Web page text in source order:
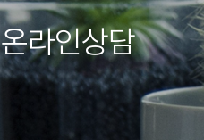
온라인상담